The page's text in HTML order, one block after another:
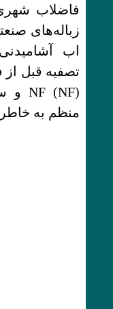
فاضلاب
زباله‌های
منظم به